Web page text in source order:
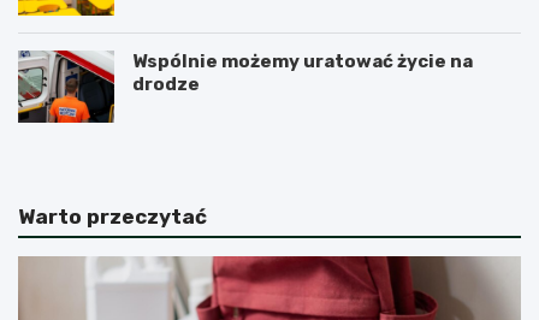
Wspólnie możemy uratować życie na
drodze
Warto przeczytać